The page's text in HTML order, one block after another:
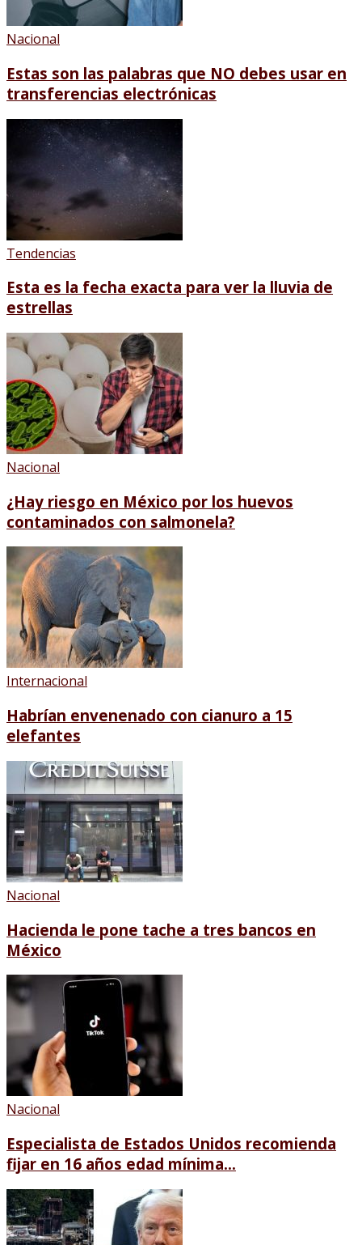
Nacional
Estas son las palabras que NO debes usar en
transferencias electrónicas
Tendencias
Esta es la fecha exacta para ver la lluvia de
estrellas
Nacional
¿Hay riesgo en México por los huevos
contaminados con salmonela?
Internacional
Habrían envenenado con cianuro a 15
elefantes
Nacional
Hacienda le pone tache a tres bancos en
México
Nacional
Especialista de Estados Unidos recomienda
fijar en 16 años edad mínima...